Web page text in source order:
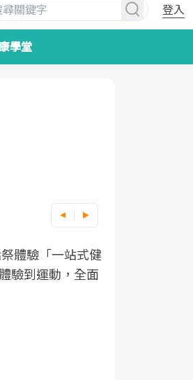
登入
學堂
良醫健康網從「換季的身體變化
透過醫學觀點與日常感受的對話